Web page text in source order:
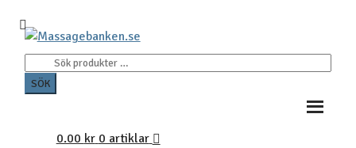
Hoppa
till
navigering
Hoppa
till
innehåll
efter:
SÖK
0.00 kr 0 artiklar